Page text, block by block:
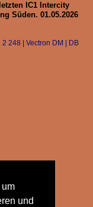
IC1 Intercity
Süden. 01.05.2026
248 | Vectron DM | DB
und